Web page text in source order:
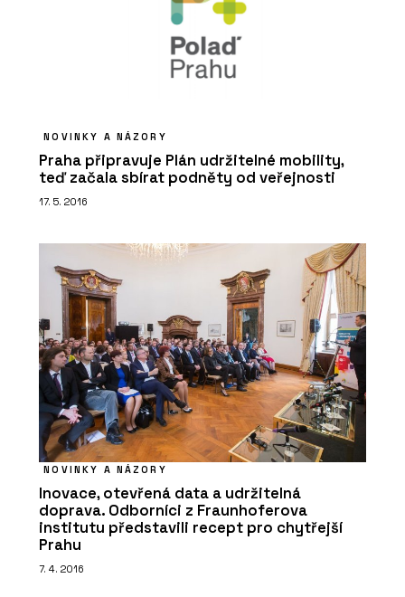
NOVINKY A NÁZORY
Praha připravuje Plán udržitelné mobility,
teď začala sbírat podněty od veřejnosti
17. 5. 2016
NOVINKY A NÁZORY
Inovace, otevřená data a udržitelná
doprava. Odborníci z Fraunhoferova
institutu představili recept pro chytřejší
Prahu
7. 4. 2016